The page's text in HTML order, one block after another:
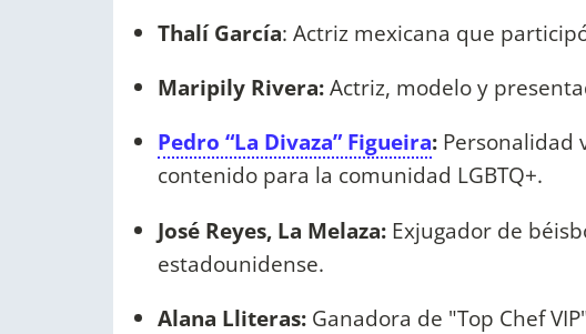
Thalí García: Actriz mexicana que
Maripily Rivera:Actriz, modelo y
Pedro “La Divaza” Figueira: Personalidad
contenido para la comunidad LGBTQ+.
José Reyes, La Melaza: Exjugador de
estadounidense.
Alana Lliteras: Ganadora de "Top Chef